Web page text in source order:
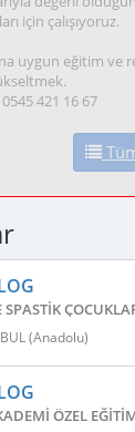
için çalışıyoruz.
uygun eğitim ve
421 16 67
SPASTIK
(Anadolu)
ÖZEL